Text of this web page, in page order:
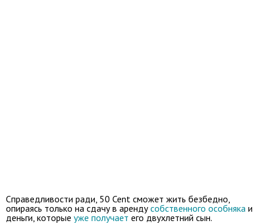
Справедливости ради, 50 Cent сможет жить безбедно,
опираясь только на сдачу в арендусобственного особняка и
деньги, которые уже получает его двухлетний сын.